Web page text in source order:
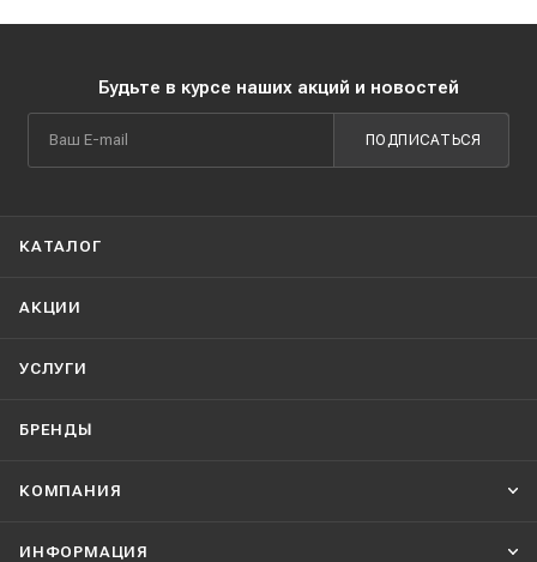
Будьте в курсе наших акций и новостей
ПОДПИСАТЬСЯ
КАТАЛОГ
АКЦИИ
УСЛУГИ
БРЕНДЫ
КОМПАНИЯ
ИНФОРМАЦИЯ